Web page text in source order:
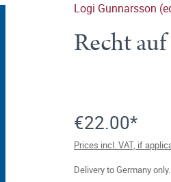
Logi Gunnarsson
Recht
€22.00*
Prices incl. VAT, if
Delivery to Germany